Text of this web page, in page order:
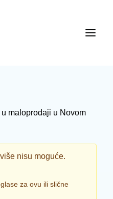
maloprodaji u Novom
nisu moguće.
za ovu ili slične